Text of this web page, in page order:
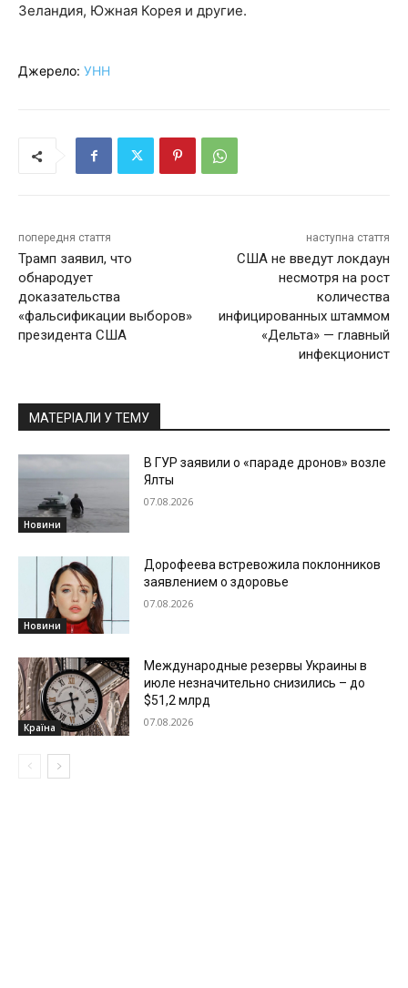
Зеландия, Южная Корея и другие.
Джерело: УНН
попередня стаття
Трамп заявил, что
обнародует
доказательства
«фальсификации выборов»
президента США
наступна стаття
США не введут локдаун
несмотря на рост
количества
инфицированных штаммом
«Дельта» — главный
инфекционист
МАТЕРІАЛИ У ТЕМУ
Новини
В ГУР заявили о «параде дронов» возле
Ялты
07.08.2026
Новини
Дорофеева встревожила поклонников
заявлением о здоровье
07.08.2026
Країна
Международные резервы Украины в
июле незначительно снизились – до
$51,2 млрд
07.08.2026